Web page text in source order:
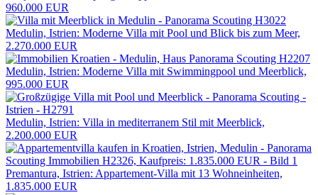
960.000 EUR
Medulin, Istrien: Moderne Villa mit Pool und Blick bis zum Meer,
2.270.000 EUR
Medulin, Istrien: Moderne Villa mit Swimmingpool und Meerblick,
995.000 EUR
Medulin, Istrien: Villa in mediterranem Stil mit Meerblick,
2.200.000 EUR
Premantura, Istrien: Appartement-Villa mit 13 Wohneinheiten,
1.835.000 EUR